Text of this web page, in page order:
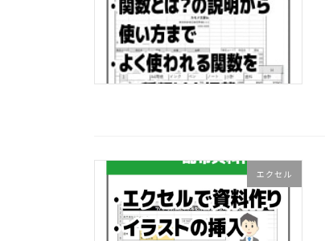
エクセル